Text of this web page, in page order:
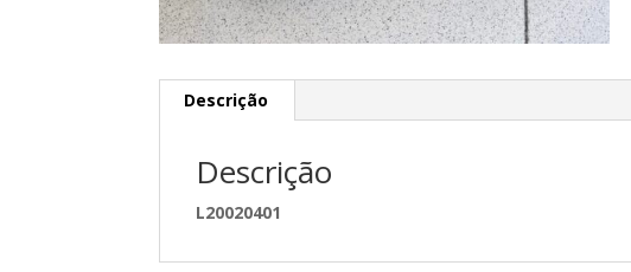
Descrição
Descrição
L20020401